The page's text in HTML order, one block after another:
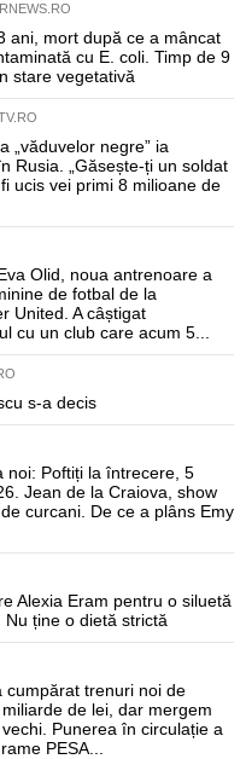
ani, mort după ce a mâncat
cu E. coli. Timp de 9
stare vegetativă
„văduvelor negre” ia
Rusia. „Găsește-ți un soldat
ucis vei primi 8 milioane de
Olid, noua antrenoare a
de fotbal de la
United. A câștigat
cu un club care acum 5...
s-a decis
noi: Poftiți la întrecere, 5
Jean de la Craiova, show
curcani. De ce a plâns Emy
Alexia Eram pentru o siluetă
Nu ține o dietă strictă
cumpărat trenuri noi de
de lei, dar mergem
Punerea în circulație a
PESA...